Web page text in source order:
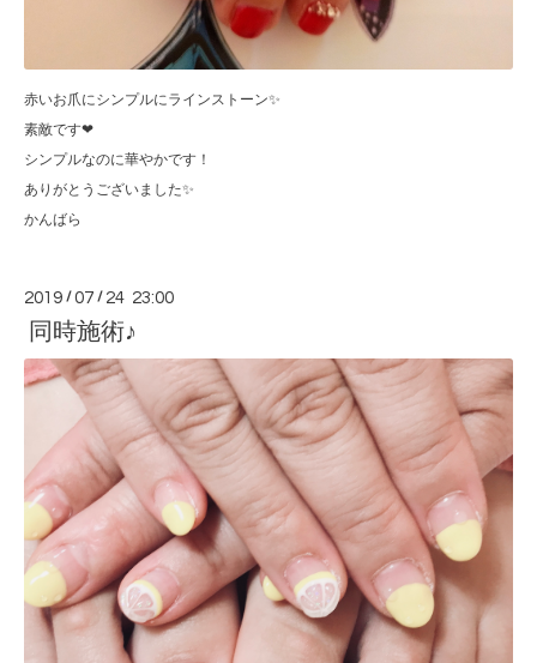
赤いお爪にシンプルにラインストーン✨
素敵です❤
シンプルなのに華やかです！
ありがとうございました✨
かんばら
2019 /07 / 24 23:00
同時施術♪